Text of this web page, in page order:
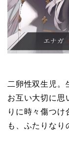
二卵性双生児。
お互い大切に思
りに時々傷つけ
も、ふたりなり